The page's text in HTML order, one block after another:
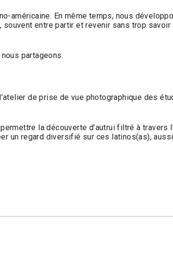
américaine. En même temps, nous
entre partir et revenir sans trop
partageons.
de prise de vue photographique des
la découverte d’autrui filtré à travers
un regard diversifié sur ces latinos(as),